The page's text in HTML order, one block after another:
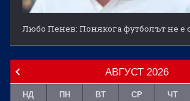
Любо Пенев: Понякога футболът не е
АВГУСТ 2026
НД ПН ВТ СР ЧТ